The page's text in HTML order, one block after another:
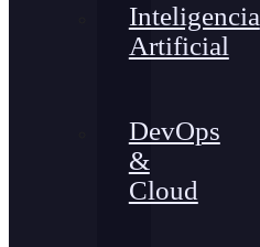
Inteligencia
Artificial
DevOps
&
Cloud